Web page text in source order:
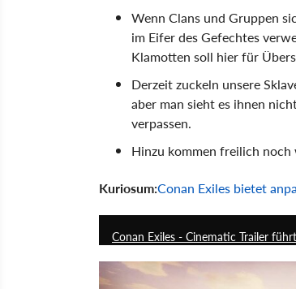
Wenn Clans und Gruppen
im Eifer des Gefechtes
Klamotten soll hier für
Derzeit zuckeln unsere
aber man sieht es ihnen
verpassen.
Hinzu kommen freilich noch
Kuriosum:Conan Exiles bietet
Conan Exiles - Cinematic Trailer